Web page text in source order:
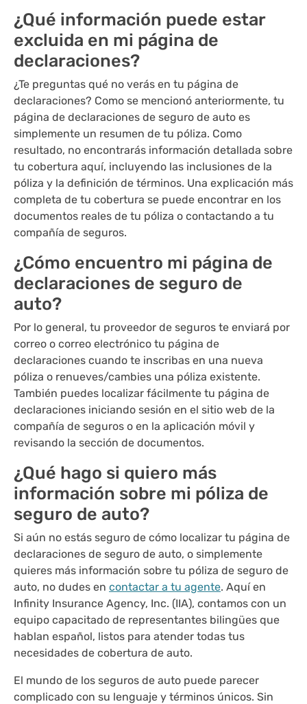
¿Qué información puede estar
excluida en mi página de
declaraciones?
¿Te preguntas qué no verás en tu página de
declaraciones? Como se mencionó anteriormente, tu
página de declaraciones de seguro de auto es
simplemente un resumen de tu póliza. Como
resultado, no encontrarás información detallada sobre
tu cobertura aquí, incluyendo las inclusiones de la
póliza y la definición de términos. Una explicación más
completa de tu cobertura se puede encontrar en los
documentos reales de tu póliza o contactando a tu
compañía de seguros.
¿Cómo encuentro mi página de
declaraciones de seguro de
auto?
Por lo general, tu proveedor de seguros te enviará por
correo o correo electrónico tu página de
declaraciones cuando te inscribas en una nueva
póliza o renueves/cambies una póliza existente.
También puedes localizar fácilmente tu página de
declaraciones iniciando sesión en el sitio web de la
compañía de seguros o en la aplicación móvil y
revisando la sección de documentos.
¿Qué hago si quiero más
información sobre mi póliza de
seguro de auto?
Si aún no estás seguro de cómo localizar tu página de
declaraciones de seguro de auto, o simplemente
quieres más información sobre tu póliza de seguro de
auto, no dudes en contactar a tu agente. Aquí en
Infinity Insurance Agency, Inc. (IIA), contamos con un
equipo capacitado de representantes bilingües que
hablan español, listos para atender todas tus
necesidades de cobertura de auto.
El mundo de los seguros de auto puede parecer
complicado con su lenguaje y términos únicos. Sin